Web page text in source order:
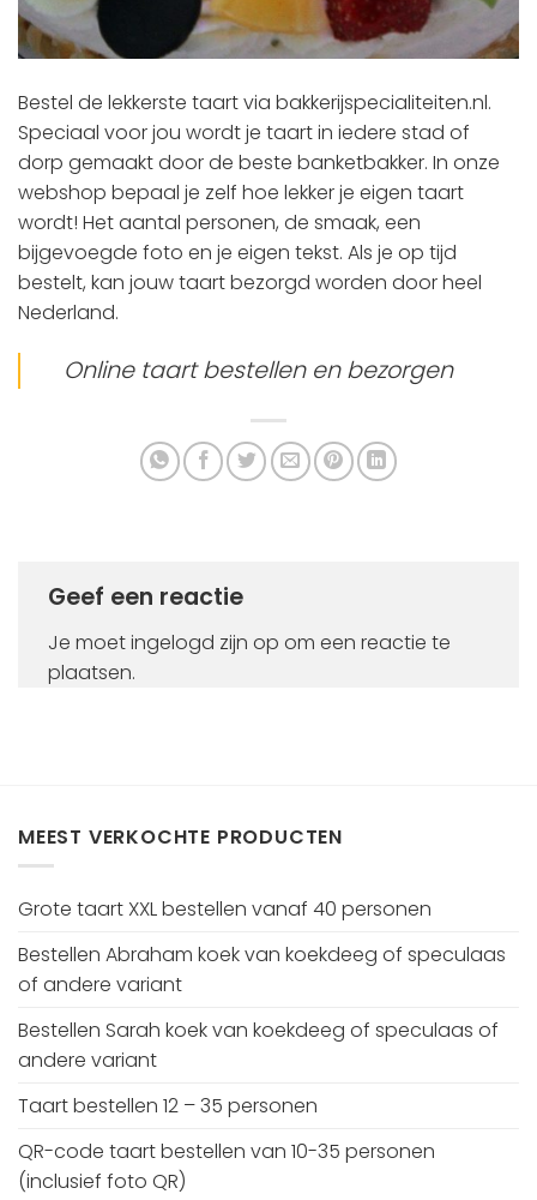
Bestel de lekkerste taart via bakkerijspecialiteiten.nl.
Speciaal voor jou wordt je taart in iedere stad of
dorp gemaakt door de beste banketbakker. In onze
webshop bepaal je zelf hoe lekker je eigen taart
wordt! Het aantal personen, de smaak, een
bijgevoegde foto en je eigen tekst. Als je op tijd
bestelt, kan jouw taart bezorgd worden door heel
Nederland.
Online taart bestellen en bezorgen
Geef een reactie
Je moetingelogd zijn op om een reactie te
plaatsen.
MEEST VERKOCHTE PRODUCTEN
Grote taart XXL bestellen vanaf 40 personen
Bestellen Abraham koek van koekdeeg of speculaas
of andere variant
Bestellen Sarah koek van koekdeeg of speculaas of
andere variant
Taart bestellen 12 – 35 personen
QR-code taart bestellen van 10-35 personen
(inclusief foto QR)